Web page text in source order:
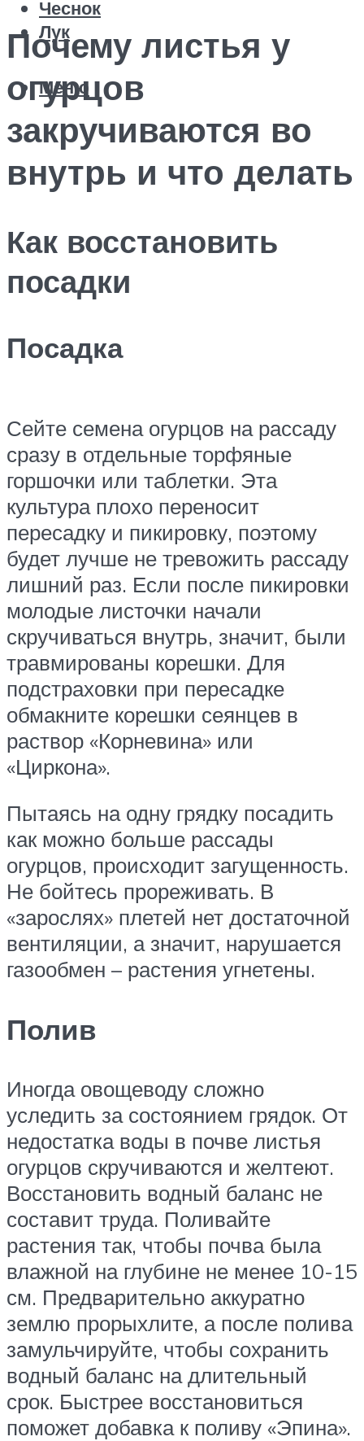
Чеснок
Лук
Меню
Почему листья у
огурцов
закручиваются во
внутрь и что делать
Как восстановить
посадки
Посадка
Сейте семена огурцов на рассаду
сразу в отдельные торфяные
горшочки или таблетки. Эта
культура плохо переносит
пересадку и пикировку, поэтому
будет лучше не тревожить рассаду
лишний раз. Если после пикировки
молодые листочки начали
скручиваться внутрь, значит, были
травмированы корешки. Для
подстраховки при пересадке
обмакните корешки сеянцев в
раствор «Корневина» или
«Циркона».
Пытаясь на одну грядку посадить
как можно больше рассады
огурцов, происходит загущенность.
Не бойтесь прореживать. В
«зарослях» плетей нет достаточной
вентиляции, а значит, нарушается
газообмен – растения угнетены.
Полив
Иногда овощеводу сложно
уследить за состоянием грядок. От
недостатка воды в почве листья
огурцов скручиваются и желтеют.
Восстановить водный баланс не
составит труда. Поливайте
растения так, чтобы почва была
влажной на глубине не менее 10-15
см. Предварительно аккуратно
землю прорыхлите, а после полива
замульчируйте, чтобы сохранить
водный баланс на длительный
срок. Быстрее восстановиться
поможет добавка к поливу «Эпина».